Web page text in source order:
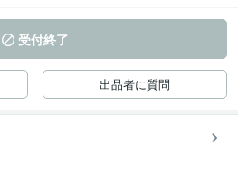
受付終了
出品者に質問